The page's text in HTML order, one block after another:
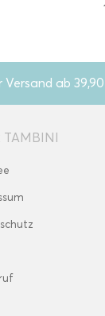
ab
TAMBINI